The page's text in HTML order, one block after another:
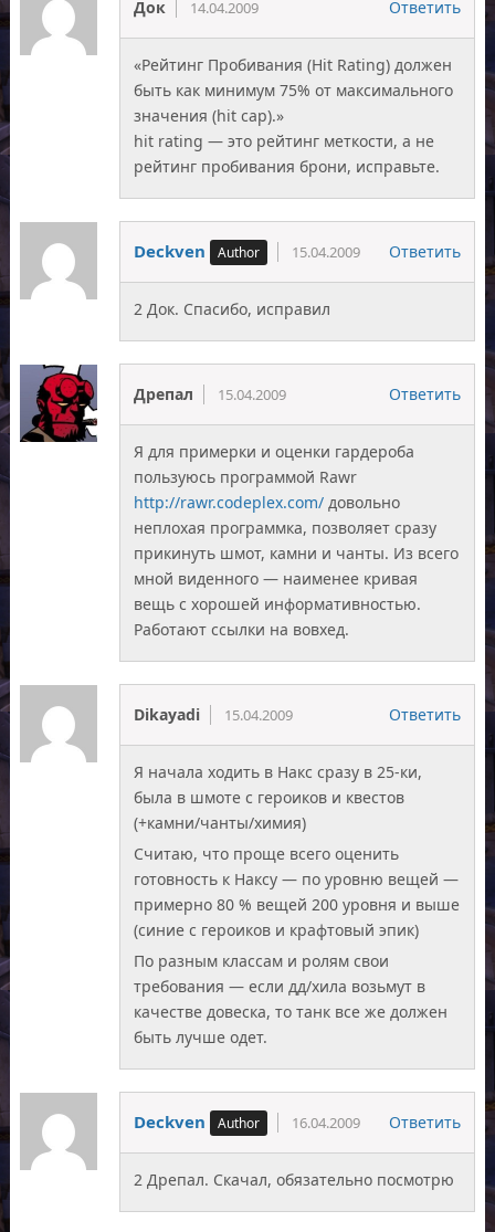
Док 14.04.2009 Ответить
«Рейтинг Пробивания (Hit Rating) должен
быть как минимум 75% от максимального
значения (hit cap).»
hit rating — это рейтинг меткости, а не
рейтинг пробивания брони, исправьте.
Deckven 15.04.2009 Ответить
2 Док. Спасибо, исправил
Дрепал 15.04.2009 Ответить
Я для примерки и оценки гардероба
пользуюсь программой Rawr
http://rawr.codeplex.com/ довольно
неплохая программка, позволяет сразу
прикинуть шмот, камни и чанты. Из всего
мной виденного — наименее кривая
вещь с хорошей информативностью.
Работают ссылки на вовхед.
Dikayadi 15.04.2009 Ответить
Я начала ходить в Накс сразу в 25-ки,
была в шмоте с героиков и квестов
(+камни/чанты/химия)
Считаю, что проще всего оценить
готовность к Наксу — по уровню вещей —
примерно 80 % вещей 200 уровня и выше
(синие с героиков и крафтовый эпик)
По разным классам и ролям свои
требования — если дд/хила возьмут в
качестве довеска, то танк все же должен
быть лучше одет.
Deckven 16.04.2009 Ответить
2 Дрепал. Скачал, обязательно посмотрю